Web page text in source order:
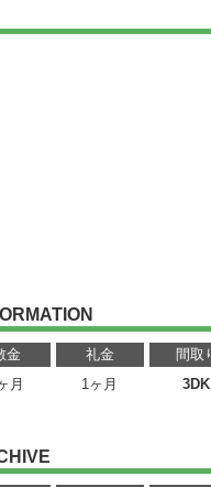
金 礼金 間取
月 1ヶ月 3DK